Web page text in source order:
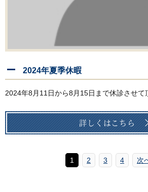
2024年夏季休暇
2024年8月11日から8月15日まで休診させて
詳しくはこちら
1 2 3 4 次